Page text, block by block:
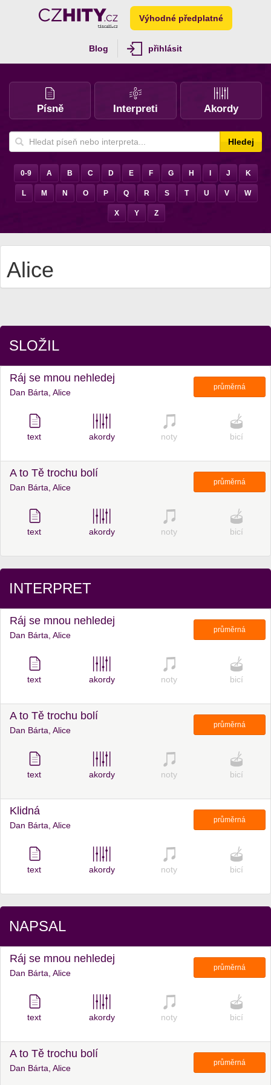
Výhodné předplatné
Blog přihlásit
Písně Interpreti Akordy
Hledej
0-9 A B C D E F G H J K
L M N O P Q R S T U V W
X Y Z
Alice
SLOŽIL
Ráj se mnou nehledej
Dan Bárta, Alice
průměrná
text akordy noty bicí
A to Tě trochu bolí
Dan Bárta, Alice
průměrná
text akordy noty bicí
INTERPRET
Ráj se mnou nehledej
Dan Bárta, Alice
průměrná
text akordy noty bicí
A to Tě trochu bolí
Dan Bárta, Alice
průměrná
text akordy noty bicí
Klidná
Dan Bárta, Alice
průměrná
text akordy noty bicí
NAPSAL
Ráj se mnou nehledej
Dan Bárta, Alice
průměrná
text akordy noty bicí
A to Tě trochu bolí
Dan Bárta, Alice
průměrná